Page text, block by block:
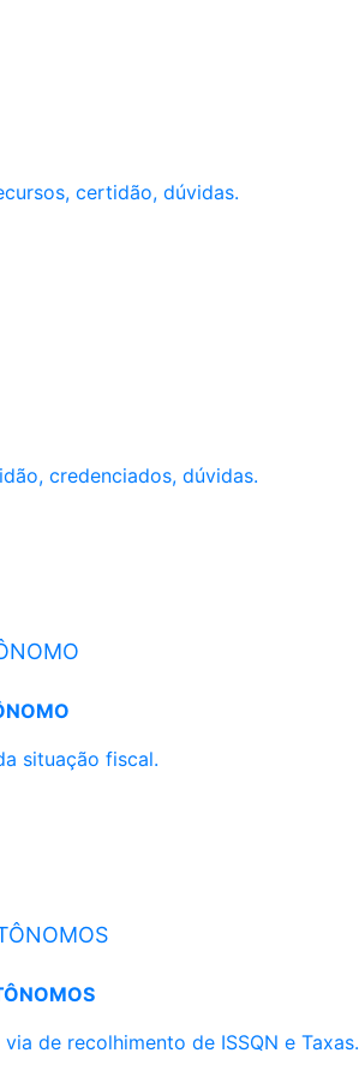
certidão, dúvidas.
credenciados, dúvidas.
situação fiscal.
de recolhimento de ISSQN e Taxas.